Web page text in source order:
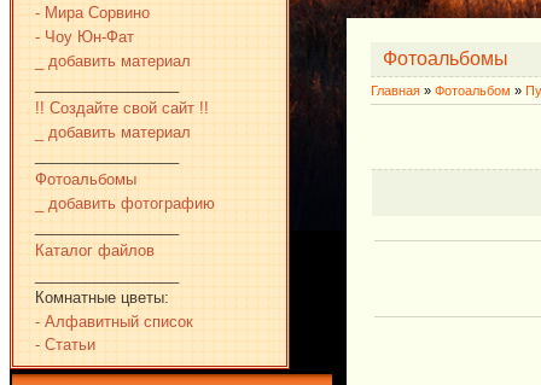
- Мира Сорвино
- Чоу Юн-Фат
_ добавить материал
!! Создайте свой сайт !!
_ добавить материал
Фотоальбомы
_ добавить фотографию
Каталог файлов
Комнатные цветы:
- Алфавитный список
- Статьи
Фотоальбомы
Главная » Фотоальбом »